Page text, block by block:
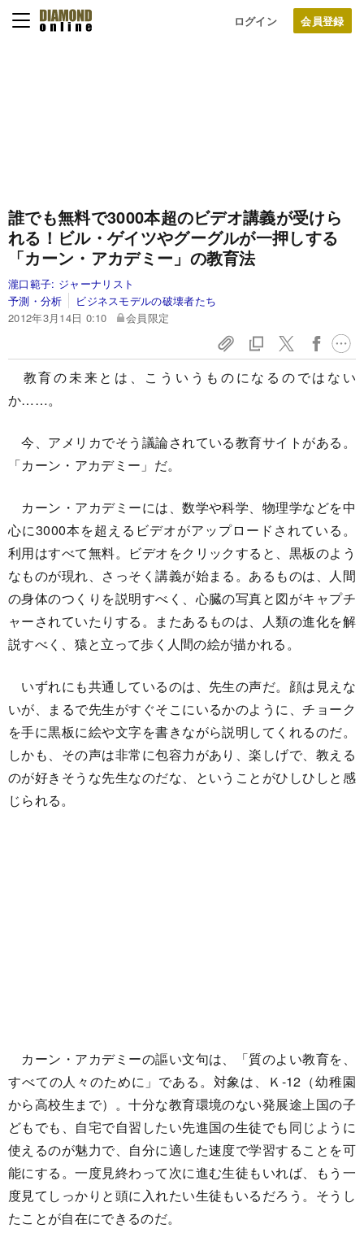
ログイン
誰でも無料で3000本超のビデオ講義が受けら
れる！ ビル・ゲイツやグーグルが一押しする
「カーン・アカデミー」の教育法
瀧口範子: ジャーナリスト
予測・分析
ビジネスモデルの破壊者たち
2012年3月14日 0:10
会員限定
教育の未来とは、こういうものになるのではない
か……。
今、アメリカでそう議論されている教育サイトがある。
「カーン・アカデミー」だ。
カーン・アカデミーには、数学や科学、物理学などを中
心に3000本を超えるビデオがアップロードされている。
利用はすべて無料。ビデオをクリックすると、黒板のよう
なものが現れ、さっそく講義が始まる。あるものは、人間
の身体のつくりを説明すべく、心臓の写真と図がキャプチ
ャーされていたりする。またあるものは、人類の進化を解
説すべく、猿と立って歩く人間の絵が描かれる。
いずれにも共通しているのは、先生の声だ。顔は見えな
いが、まるで先生がすぐそこにいるかのように、チョーク
を手に黒板に絵や文字を書きながら説明してくれるのだ。
しかも、その声は非常に包容力があり、楽しげで、教える
のが好きそうな先生なのだな、ということがひしひしと感
じられる。
カーン・アカデミーの謳い文句は、「質のよい教育を、
すべての人々のために」である。対象は、Ｋ-12（幼稚園
から高校生まで）。十分な教育環境のない発展途上国の子
どもでも、自宅で自習したい先進国の生徒でも同じように
使えるのが魅力で、自分に適した速度で学習することを可
能にする。一度見終わって次に進む生徒もいれば、もう一
度見てしっかりと頭に入れたい生徒もいるだろう。そうし
たことが自在にできるのだ。